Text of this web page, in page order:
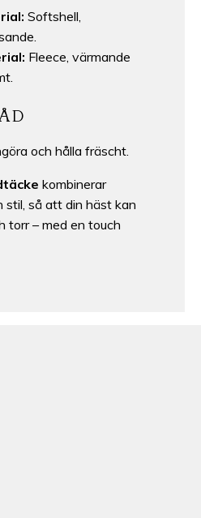
Softshell,
Fleece, värmande
och hålla fräscht.
kombinerar
stil, så att din häst kan
torr – med en touch